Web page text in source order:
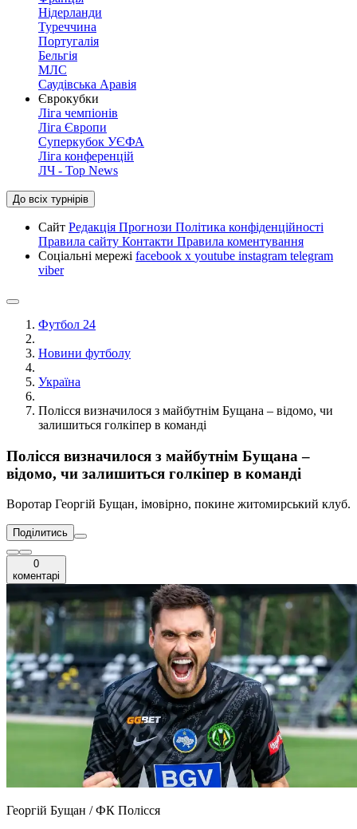
Нідерланди
Туреччина
Португалія
Бельгія
МЛС
Саудівська Аравія
Єврокубки
Ліга чемпіонів
Ліга Європи
Суперкубок УЄФА
Ліга конференцій
ЛЧ - Top News
До всіх турнірів
Сайт Редакція Прогнози Політика конфіденційності
Правила сайту Контакти Правила коментування
Соціальні мережі facebook x youtube instagram telegram
viber
Футбол 24
Новини футболу
Україна
Полісся визначилося з майбутнім Бущана – відомо, чи
залишиться голкіпер в команді
Полісся визначилося з майбутнім Бущана –
відомо, чи залишиться голкіпер в команді
Воротар Георгій Бущан, імовірно, покине житомирський клуб.
Поділитись
0
коментарі
Георгій Бущан / ФК Полісся